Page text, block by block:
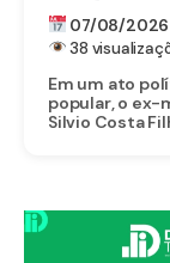
ESTADUAL
MIGUEL
07/08/2026
38
Em um ato
popular, o ex-
Silvio Costa